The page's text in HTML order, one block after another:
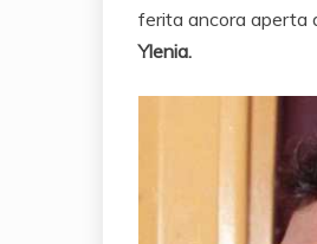
ferita ancora aperta
Ylenia.